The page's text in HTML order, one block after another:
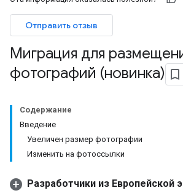
Отправить отзыв
Миграция для
фотографий (новинка)
Содержание
Введение
Увеличен размер фотографии
Изменить на фотоссылки
Разработчики из Европейской